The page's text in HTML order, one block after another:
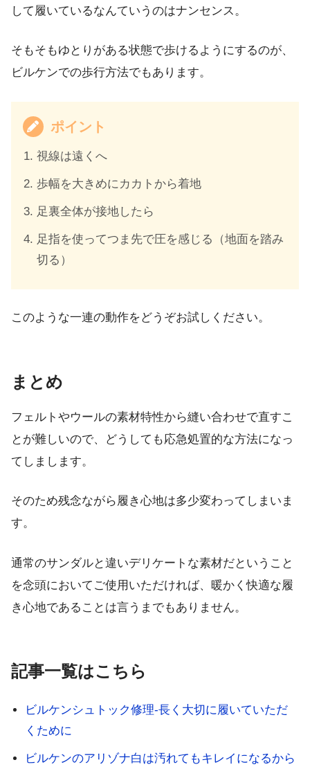
して履いているなんていうのはナンセンス。
そもそもゆとりがある状態で歩けるようにするのが、
ビルケンでの歩行方法でもあります。
ポイント
視線は遠くへ
歩幅を大きめにカカトから着地
足裏全体が接地したら
足指を使ってつま先で圧を感じる（地面を踏み
切る）
このような一連の動作をどうぞお試しください。
まとめ
フェルトやウールの素材特性から縫い合わせで直すこ
とが難しいので、どうしても応急処置的な方法になっ
てしまします。
そのため残念ながら履き心地は多少変わってしまいま
す。
通常のサンダルと違いデリケートな素材だということ
を念頭においてご使用いただければ、暖かく快適な履
き心地であることは言うまでもありません。
記事一覧はこちら
ビルケンシュトック修理-長く大切に履いていただ
くために
ビルケンのアリゾナ白は汚れてもキレイになるから